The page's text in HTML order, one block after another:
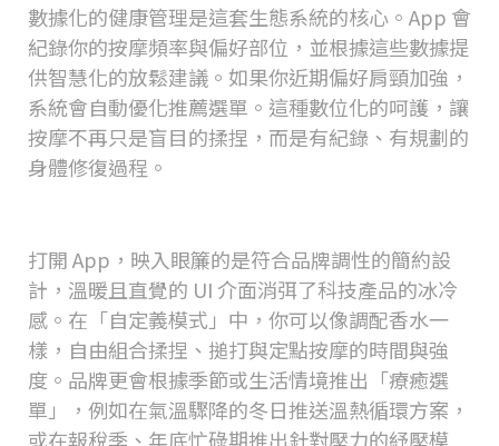
數據化的健康管理是這套生態系統的核心。 App 會
紀錄你的按摩頻率與偏好部位，並根據這些數據提
供智慧化的放鬆建議。如果你近期偏好肩頸加強，
系統會自動優化推薦選單。這種數位化的呵護，讓
按摩不再只是盲目的揉捏，而是有紀錄、有規劃的
身體修復過程。
打開App ，映入眼簾的是符合品牌調性的簡約設
計，溫暖且直覺的 UI 介面消弭了科技產品的冰冷
感。在「自定義模式」中，你可以像調配香水一
樣，自由組合揉捏、搥打與定點按摩的時間與強
度。品牌更會根據季節或生活情境推出「療癒選
單」，例如在氣溫驟降的冬日推送溫熱循環方案，
或在報稅季、年底忙碌期推出針對壓力的紓壓模